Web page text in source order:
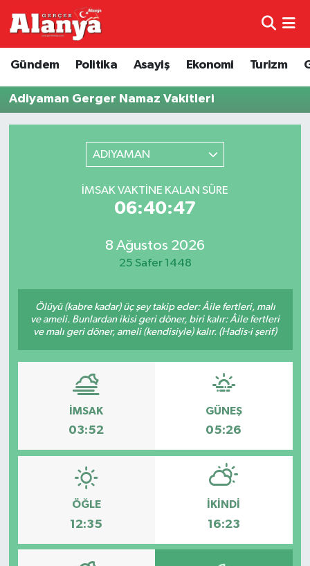
Gündem Politika Asayiş Ekonomi Turizm
Adiyaman Gerger Namaz Vakitleri
ADIYAMAN
İMSAK VAKTINE KALAN SÜRE
06:40:47
8 Ağustos 2026
25 Safer 1448
Ölüyü (kabre kadar) üç şey takip eder: Âile fertleri, malı
ve ameli. Bunlardan ikisi geri döner, biri kalır: Âile fertleri
ve malı geri döner, ameli (kendisiyle) kalır. (Hadis-i şerif)
İMSAK
03:52
GÜNEŞ
05:26
ÖĞLE
12:35
İKINDI
16:23
Genel
Bilim
Bilim ve Teknoloji
Ekonomi
Gizlilik İlkeleri - Privacy Policy
Gündem
Turizm
Trafik Durumu
Süper Lig Puan Durumu ve Fikstür
Tüm Manşetler
Son Dakika Haberleri